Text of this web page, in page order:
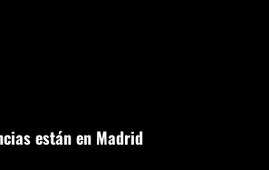
están en Madrid